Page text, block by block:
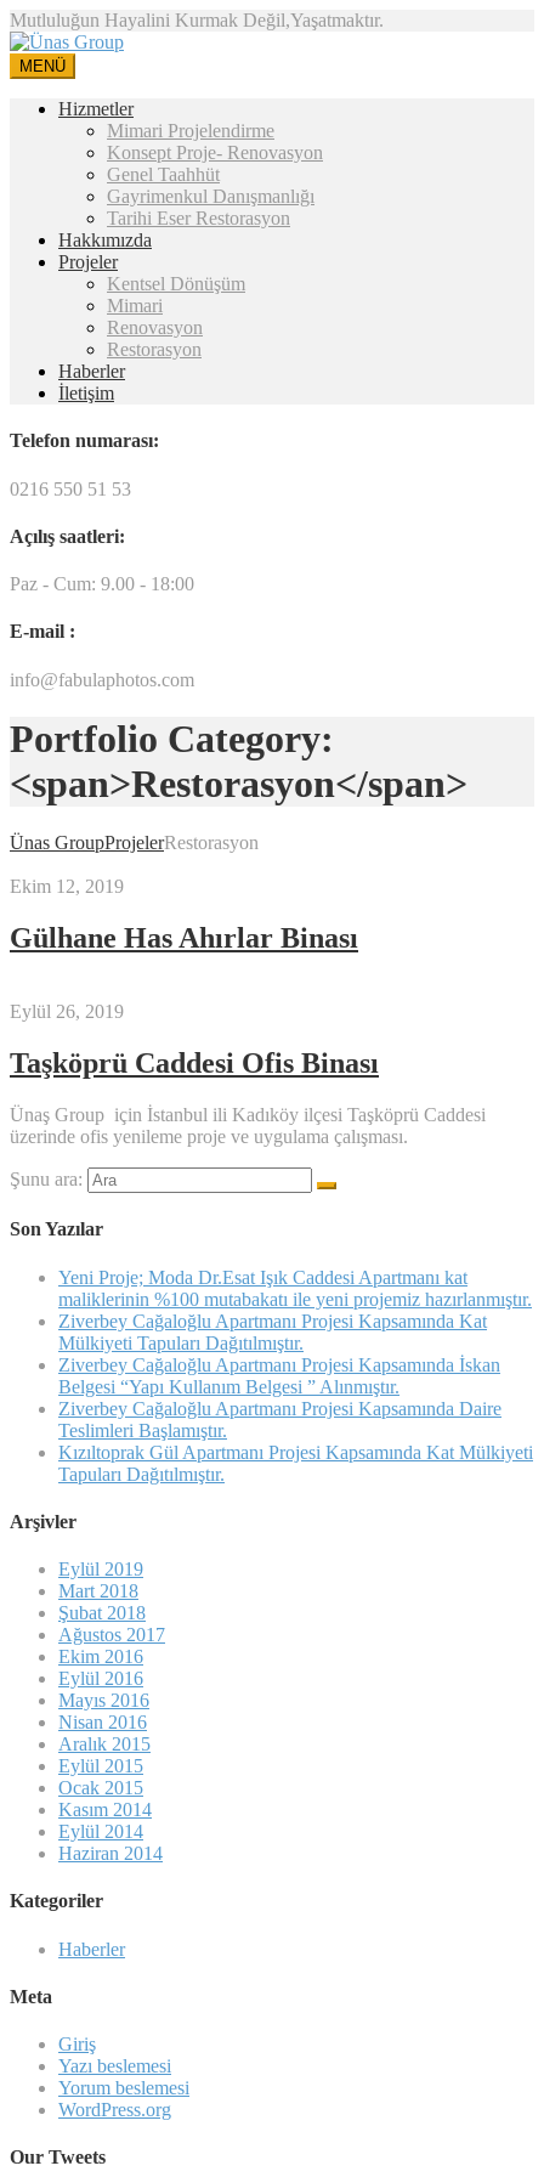
Mutluluğun Hayalini Kurmak Değil,Yaşatmaktır.
MENÜ
Hizmetler
Mimari Projelendirme
Konsept Proje- Renovasyon
Genel Taahhüt
Gayrimenkul Danışmanlığı
Tarihi Eser Restorasyon
Hakkımızda
Projeler
Kentsel Dönüşüm
Mimari
Renovasyon
Restorasyon
Haberler
İletişim
Telefon numarası:
0216 550 51 53
Açılış saatleri:
Paz - Cum: 9.00 - 18:00
E-mail :
info@fabulaphotos.com
Portfolio Category:
<span>Restorasyon</span>
Ünas GroupProjelerRestorasyon
Ekim 12, 2019
Gülhane Has Ahırlar Binası
Eylül 26, 2019
Taşköprü Caddesi Ofis Binası
Ünaş Group için İstanbul ili Kadıköy ilçesi Taşköprü Caddesi
üzerinde ofis yenileme proje ve uygulama çalışması.
Şunu ara:
Son Yazılar
Yeni Proje; Moda Dr.Esat Işık Caddesi Apartmanı kat
maliklerinin %100 mutabakatı ile yeni projemiz hazırlanmıştır.
Ziverbey Cağaloğlu Apartmanı Projesi Kapsamında Kat
Mülkiyeti Tapuları Dağıtılmıştır.
Ziverbey Cağaloğlu Apartmanı Projesi Kapsamında İskan
Belgesi “Yapı Kullanım Belgesi ” Alınmıştır.
Ziverbey Cağaloğlu Apartmanı Projesi Kapsamında Daire
Teslimleri Başlamıştır.
Kızıltoprak Gül Apartmanı Projesi Kapsamında Kat Mülkiyeti
Tapuları Dağıtılmıştır.
Arşivler
Eylül 2019
Mart 2018
Şubat 2018
Ağustos 2017
Ekim 2016
Eylül 2016
Mayıs 2016
Nisan 2016
Aralık 2015
Eylül 2015
Ocak 2015
Kasım 2014
Eylül 2014
Haziran 2014
Kategoriler
Haberler
Meta
Giriş
Yazı beslemesi
Yorum beslemesi
WordPress.org
Our Tweets